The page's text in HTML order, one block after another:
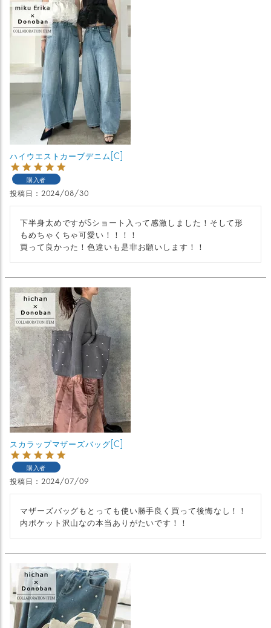
ハイウエストカーブデニム[C]
購入者
投稿日 2024/08/30
下半身太めですがSショート入って感激しました！そして形
もめちゃくちゃ可愛い！！！！
買って良かった！色違いも是非お願いします！！
スカラップマザーズバッグ[C]
購入者
投稿日 2024/07/09
マザーズバッグもとっても使い勝手良く買って後悔なし！！
内ポケット沢山なの本当ありがたいです！！